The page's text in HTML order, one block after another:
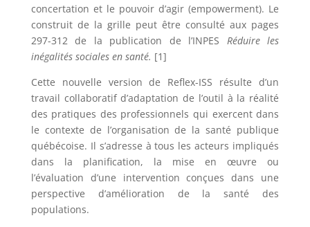
concertation et le pouvoir d’agir (empowerment). Le
construit de la grille peut être consulté aux pages
297-312 de la publication de l’INPES Réduire les
inégalités sociales en santé. [1]
Cette nouvelle version de Reflex-ISS résulte d’un
travail collaboratif d’adaptation de l’outil à la réalité
des pratiques des professionnels qui exercent dans
le contexte de l’organisation de la santé publique
québécoise. Il s’adresse à tous les acteurs impliqués
dans la planification, la mise en œuvre ou
l’évaluation d’une intervention conçues dans une
perspective d’amélioration de la santé des
populations.